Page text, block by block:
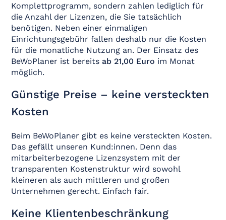
Komplettprogramm, sondern zahlen lediglich für
die Anzahl der Lizenzen, die Sie tatsächlich
benötigen. Neben einer einmaligen
Einrichtungsgebühr fallen deshalb nur die Kosten
für die monatliche Nutzung an. Der Einsatz des
BeWoPlaner ist bereits ab 21,00 Euro im Monat
möglich.
Günstige Preise – keine versteckten
Kosten
Beim BeWoPlaner gibt es keine versteckten Kosten.
Das gefällt unseren Kund:innen. Denn das
mitarbeiterbezogene Lizenzsystem mit der
transparenten Kostenstruktur wird sowohl
kleineren als auch mittleren und großen
Unternehmen gerecht. Einfach fair.
Keine Klientenbeschränkung